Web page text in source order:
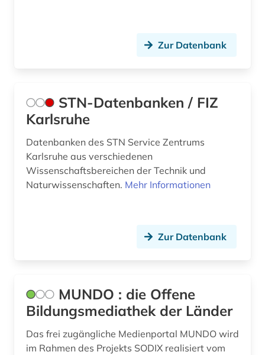
bibliothek der hansestadt lübeck (1)
bibliotheksbestand (1)
bibliotheksgeschichte (1)
bilanzrecht (4)
bild (2)
Zur Datenbank
STN-Datenbanken / FIZ
Karlsruhe
Datenbanken des STN Service Zentrums
Karlsruhe aus verschiedenen
Wissenschaftsbereichen der Technik und
Naturwissenschaften. Mehr Informationen
Zur Datenbank
MUNDO : die Offene
Bildungsmediathek der Länder
Das frei zugängliche Medienportal MUNDO wird
im Rahmen des Projekts SODIX realisiert vom